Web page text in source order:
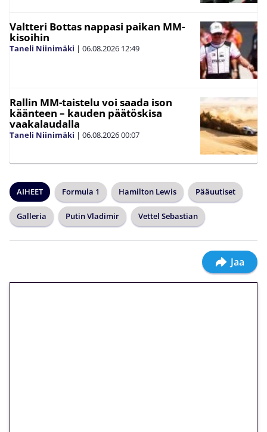
Valtteri Bottas nappasi paikan MM-
kisoihin
Taneli Niinimäki | 06.08.2026 12:49
Rallin MM-taistelu voi saada ison
käänteen – kauden päätöskisa
vaakalaudalla
Taneli Niinimäki | 06.08.202600:07
AIHEET Formula 1 Hamilton Lewis Pääuutiset
Galleria Putin Vladimir Vettel Sebastian
Jaa